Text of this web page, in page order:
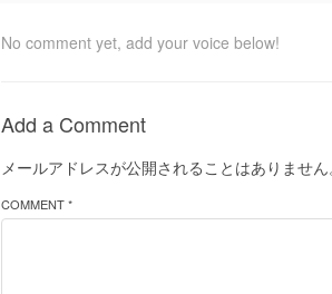
No comment yet, add your voice below!
Add a Comment
メールアドレスが公開されることはありません
COMMENT *